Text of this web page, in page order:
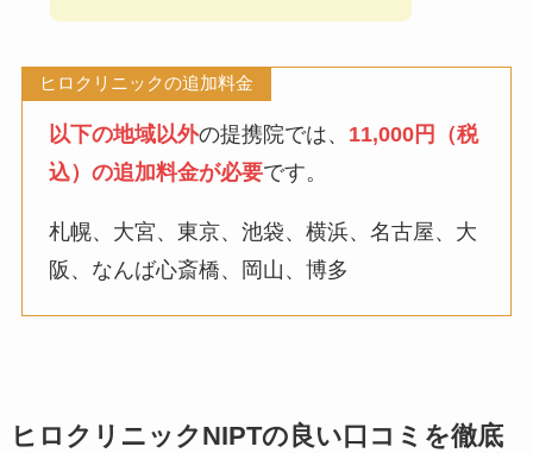
ヒロクリニックの追加料金
以下の地域以外の提携院では、 11,000円（税
込）の追加料金が必要です。
札幌、大宮、東京、池袋、横浜、名古屋、大
阪、なんば心斎橋、岡山、博多
ヒロクリニックNIPTの良い口コミを徹底